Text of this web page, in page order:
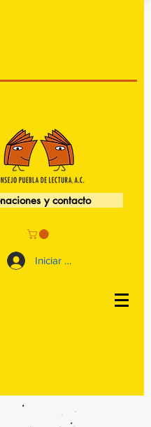
y contacto
Iniciar sesión